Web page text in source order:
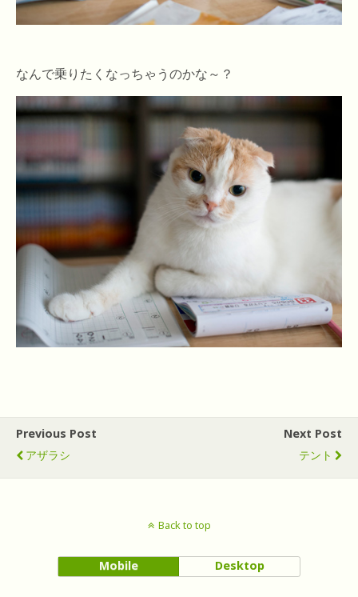
なんで乗りたくなっちゃうのかな～？
Previous Post
アザラシ
Next Post
テント
Back to top
Mobile Desktop